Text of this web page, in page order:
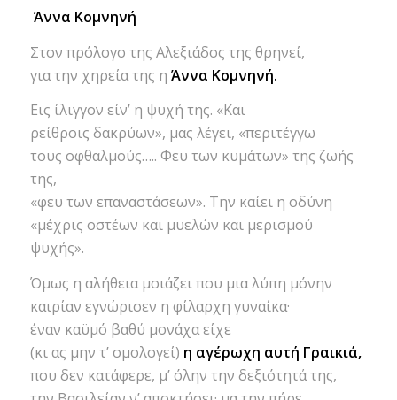
Άννα Κομνηνή
Στον πρόλογο της Aλεξιάδος της θρηνεί,
για την χηρεία της η Άννα Κομνηνή.
Εις ίλιγγον είν’ η ψυχή της. «Και
ρείθροις δακρύων», μας λέγει, «περιτέγγω
τους οφθαλμούς….. Φευ των κυμάτων» της ζωής
της,
«φευ των επαναστάσεων». Την καίει η οδύνη
«μέχρις οστέων και μυελών και μερισμού
ψυχής».
Όμως η αλήθεια μοιάζει που μια λύπη μόνην
καιρίαν εγνώρισεν η φίλαρχη γυναίκα·
έναν καϋμό βαθύ μονάχα είχε
(κι ας μην τ’ ομολογεί) η αγέρωχη αυτή Γραικιά,
που δεν κατάφερε, μ’ όλην την δεξιότητά της,